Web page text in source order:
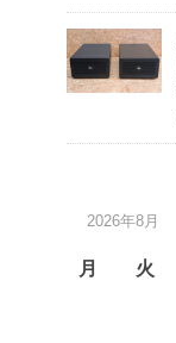
2026年8月
月 火